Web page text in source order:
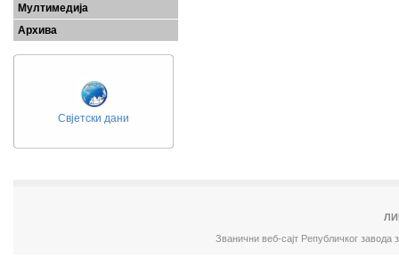
Мултимедија
Архива
Свјетски дани
Званични веб-сајт Републичког